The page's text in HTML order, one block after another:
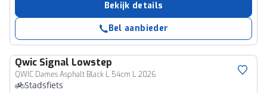
Bekijk details
Bel aanbieder
Qwic Signal Lowstep
QWIC Dames Asphalt Black L 54cm L 2026
Stadsfiets